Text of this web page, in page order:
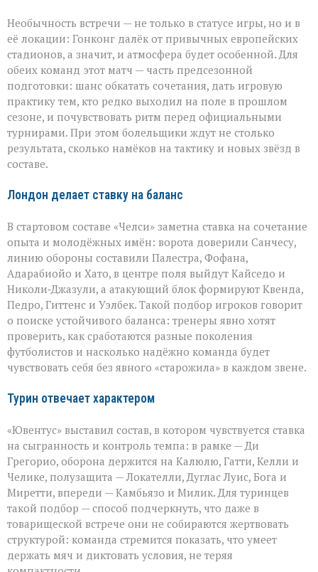
Необычность встречи — не только в статусе игры, но и в
её локации: Гонконг далёк от привычных европейских
стадионов, а значит, и атмосфера будет особенной. Для
обеих команд этот матч — часть предсезонной
подготовки: шанс обкатать сочетания, дать игровую
практику тем, кто редко выходил на поле в прошлом
сезоне, и почувствовать ритм перед официальными
турнирами. При этом болельщики ждут не столько
результата, сколько намёков на тактику и новых звёзд в
составе.
Лондон делает ставку на баланс
В стартовом составе «Челси» заметна ставка на сочетание
опыта и молодёжных имён: ворота доверили Санчесу,
линию обороны составили Палестра, Фофана,
Адарабиойо и Хато, в центре поля выйдут Кайседо и
Николи‑Джазули, а атакующий блок формируют Квенда,
Педро, Гиттенс и Уэлбек. Такой подбор игроков говорит
о поиске устойчивого баланса: тренеры явно хотят
проверить, как сработаются разные поколения
футболистов и насколько надёжно команда будет
чувствовать себя без явного «старожила» в каждом звене.
Турин отвечает характером
«Ювентус» выставил состав, в котором чувствуется ставка
на сыгранность и контроль темпа: в рамке — Ди
Грегорио, оборона держится на Калюлю, Гатти, Келли и
Челике, полузащита — Локателли, Дуглас Луис, Бога и
Миретти, впереди — Камбьязо и Милик. Для туринцев
такой подбор — способ подчеркнуть, что даже в
товарищеской встрече они не собираются жертвовать
структурой: команда стремится показать, что умеет
держать мяч и диктовать условия, не теряя